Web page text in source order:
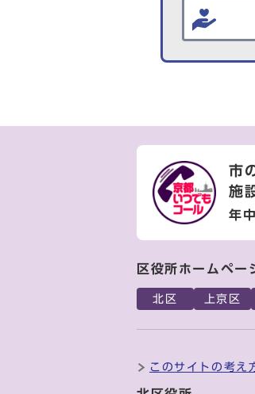
市
施
年
区役所ホームペー
北区 上京区
このサイトの考え